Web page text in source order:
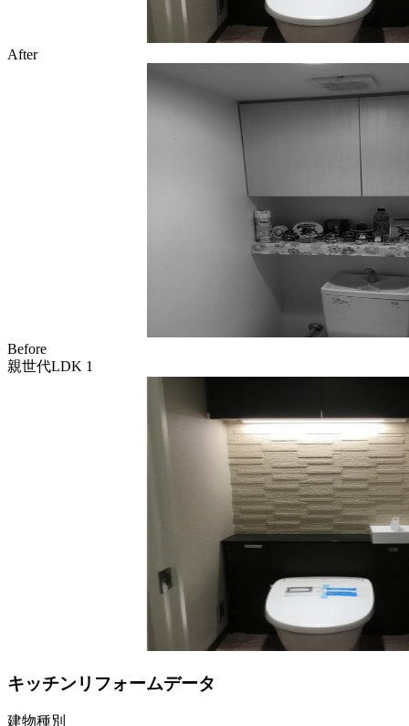
After
Before
親世代LDK 1
キッチンリフォームデータ
建物種別